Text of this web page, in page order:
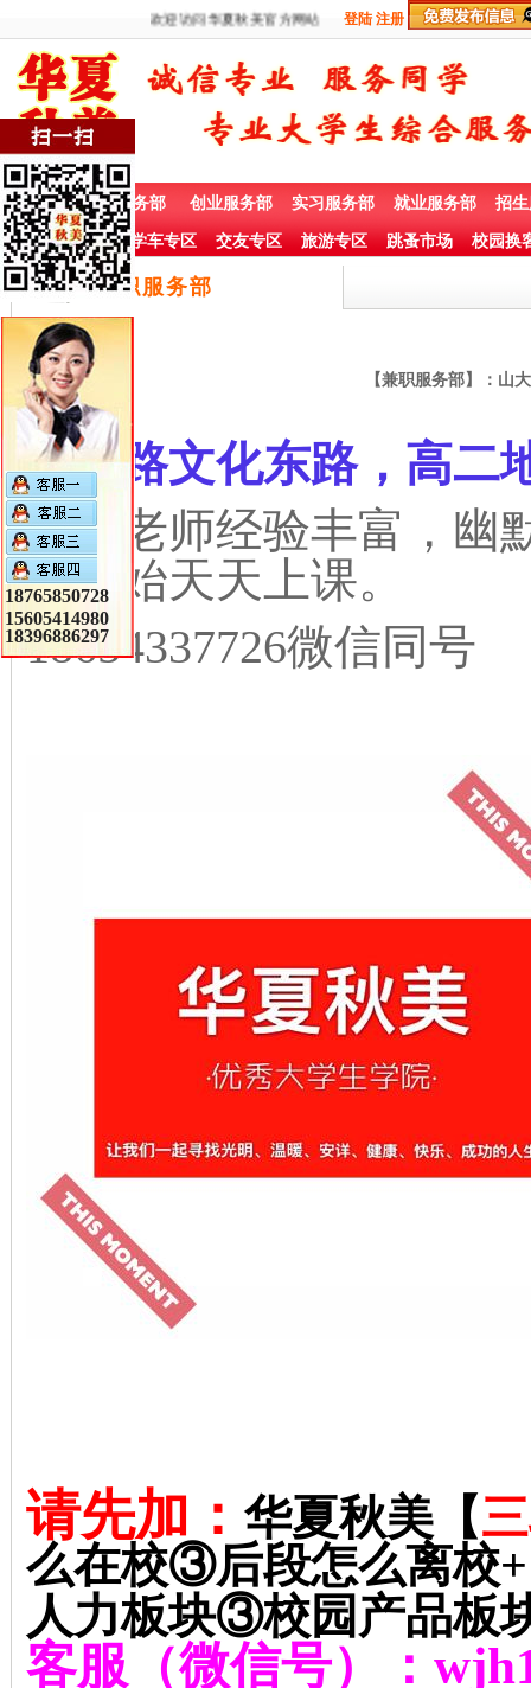
欢迎访问华夏秋美官方网站 登陆 注册
首 页 兼职服务部 创业服务部 实习服务部 就业服务部 招
社团赞助专栏 学车专区 交友专区 旅游专区 跳蚤市场 校园换
兼职服务部
【兼职服务部】：山
山大路文化东路，高二
要求老师经验丰富，幽
天开始天天上课。
18654337726微信同号
请先加： 华夏秋美【
么在校③后段怎么离校+
人力板块③校园产品板
客服（微信号）：
18765850728
15605414980
18396886297